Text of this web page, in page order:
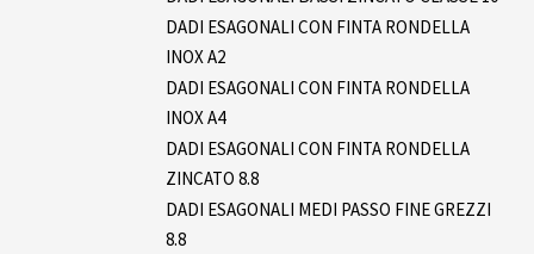
DADI ESAGONALI CON FINTA RONDELLA
INOX A2
DADI ESAGONALI CON FINTA RONDELLA
INOX A4
DADI ESAGONALI CON FINTA RONDELLA
ZINCATO 8.8
DADI ESAGONALI MEDI PASSO FINE GREZZI
8.8